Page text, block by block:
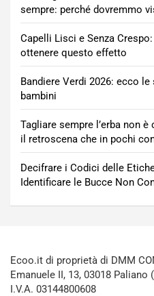
sempre: perché dovremmo
Capelli Lisci e Senza
ottenere questo effetto
Bandiere Verdi 2026: ecco
bambini
Tagliare sempre l’erba non
il retroscena che in pochi
Decifrare i Codici delle
Identificare le Bucce Non
Ecoo.it di proprietà di DMM
Emanuele II, 13, 03018
I.V.A. 03144800608